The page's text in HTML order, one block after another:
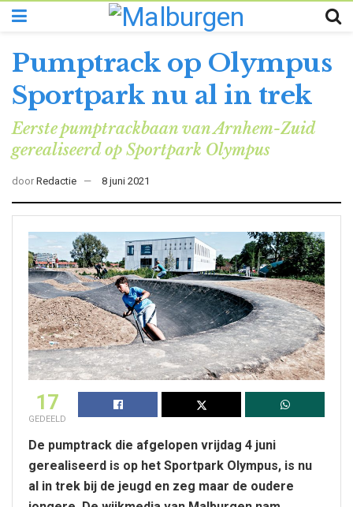
Pumptrack op Olympus
Sportpark nu al in trek
Eerste pumptrackbaan van Arnhem-Zuid
gerealiseerd op Sportpark Olympus
door Redactie 8 juni 2021
17
GEDEELD
De pumptrack die afgelopen vrijdag 4 juni
gerealiseerd is op het Sportpark Olympus, is nu
al in trek bij de jeugd en zeg maar de oudere